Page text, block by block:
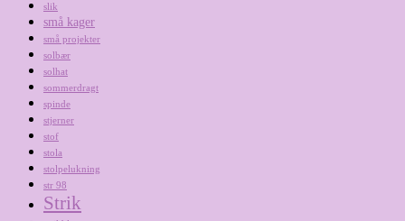
slik
små kager
små projekter
solbær
solhat
sommerdragt
spinde
stjerner
stof
stola
stolpelukning
str 98
Strik